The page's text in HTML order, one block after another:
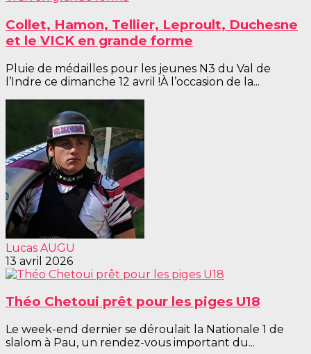
Collet, Hamon, Tellier, Leproult, Duchesne
et le VICK en grande forme
Pluie de médailles pour les jeunes N3 du Val de
l’Indre ce dimanche 12 avril !À l’occasion de la...
Lucas AUGU
13 avril 2026
Théo Chetoui prêt pour les piges U18
Le week-end dernier se déroulait la Nationale 1 de
slalom à Pau, un rendez-vous important du...